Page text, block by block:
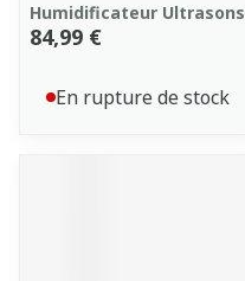
Humidificateur Ultrasons
84,99 €
En rupture de stock